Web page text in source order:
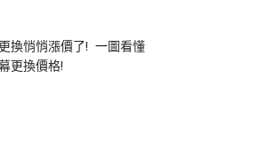
換悄悄漲價了! 一圖看懂
更換價格!